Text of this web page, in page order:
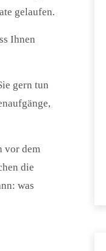
gelaufen.
Ihnen
gern tun
vor dem
die
was